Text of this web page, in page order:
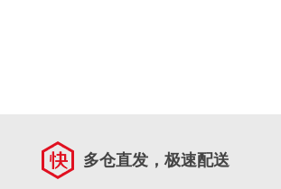
多仓直发，极速配送